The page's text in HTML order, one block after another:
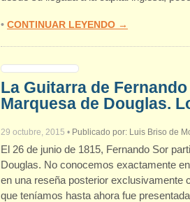
• CONTINUAR LEYENDO →
La Guitarra de Fernando
Marquesa de Douglas.
29 octubre, 2015 • Publicado por: Luis Briso de
El 26 de junio de 1815, Fernando Sor
Douglas. No conocemos exactamente
en una reseña posterior exclusivamente
que teníamos hasta ahora fue